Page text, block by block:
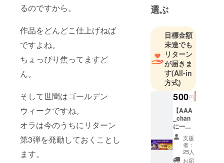
るのですから。
作品をどんどこ仕上げねば
ですよね。
ちょっぴり焦ってますど
ん。
そして世間はゴールデン
ウィークですね。
オラは今のうちにリターン
第3弾を発動しておくことし
ます。
選ぶ
目標金額
未達でも
リターン
が届きま
す(All-in
方式)
500円
【AAA
_chan
に一杯
奢れる
権】
あー
ちゃん
支援
者：
25人
お届